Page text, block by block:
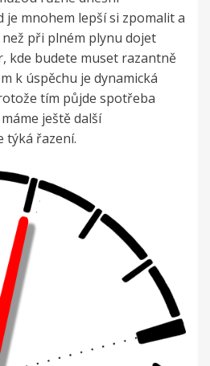
je mnohem lepší si zpomalit a
při plném plynu dojet
kde budete muset razantně
k úspěchu je dynamická
tím půjde spotřeba
ještě další
týká řazení.